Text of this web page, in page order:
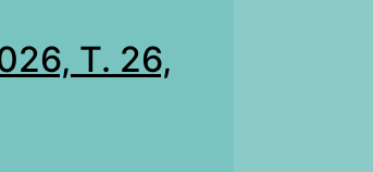
Т. 26,